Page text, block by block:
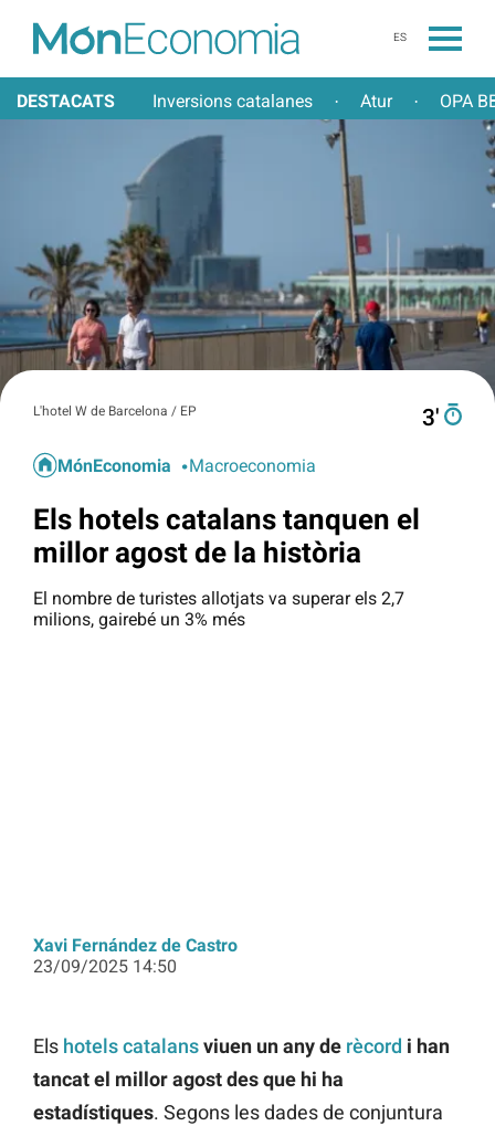
ES
DESTACATS Inversions catalanes · Atur · OPA
L'hotel W de Barcelona / EP 3′
MónEconomia Macroeconomia
Els hotels catalans tanquen el
millor agost de la història
El nombre de turistes allotjats va superar els 2,7
milions, gairebé un 3% més
Xavi Fernández de Castro
23/09/2025 14:50
Els hotels catalansviuen un any de rècord i han
tancat el millor agost des que hi ha
estadístiques. Segons les dades de conjuntura